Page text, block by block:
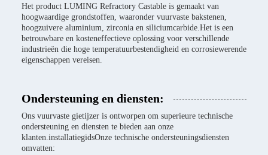
Het product LUMING Refractory Castable is gemaakt van
hoogwaardige grondstoffen, waaronder vuurvaste bakstenen,
hoogzuivere aluminium, zirconia en siliciumcarbide.Het is een
betrouwbare en kosteneffectieve oplossing voor verschillende
industrieën die hoge temperatuurbestendigheid en corrosiewerende
eigenschappen vereisen.
Ondersteuning en diensten:
Ons vuurvaste gietijzer is ontworpen om superieure technische
ondersteuning en diensten te bieden aan onze
klanten.installatiegidsOnze technische ondersteuningsdiensten
omvatten: